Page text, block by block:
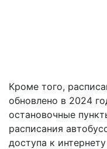
Кроме того,
обновлено в 2024
остановочные
расписания
доступа к